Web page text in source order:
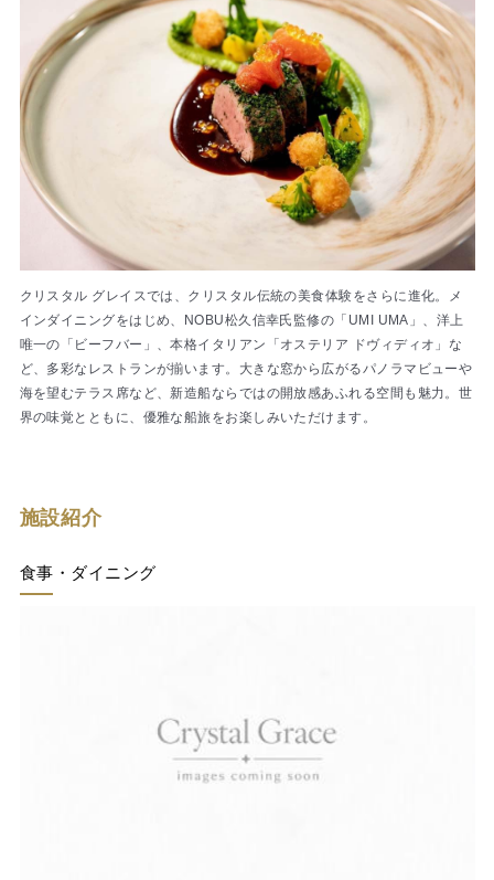
クリスタル グレイスでは、クリスタル伝統の美食体験をさらに進化。メ
インダイニングをはじめ、NOBU松久信幸氏監修の「UMI UMA」、洋上
唯一の「ビーフバー」、本格イタリアン「オステリア ドヴィディオ」な
ど、多彩なレストランが揃います。大きな窓から広がるパノラマビューや
海を望むテラス席など、新造船ならではの開放感あふれる空間も魅力。世
界の味覚とともに、優雅な船旅をお楽しみいただけます。
施設紹介
食事・ダイニング